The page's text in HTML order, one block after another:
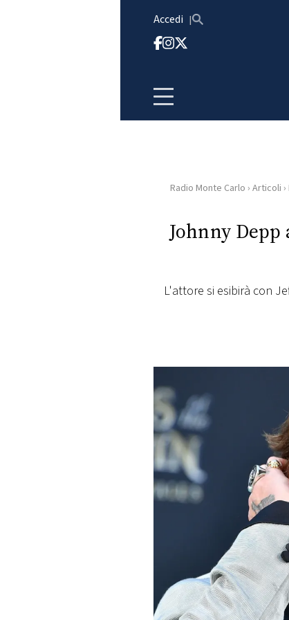
Accedi
HOME
RADIO
RADIO
NEWS
FOTO
CONCORSI
EVENTI
PRINCIPATO
Radio Monte Carlo › Articoli ›
Johnny
L'attore si esibirà con